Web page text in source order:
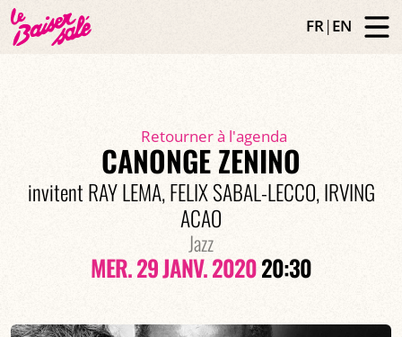
FR|EN
Retourner à l'agenda
CANONGE ZENINO
invitent RAY LEMA, FELIX SABAL-LECCO, IRVING
ACAO
Jazz
MER. 29 JANV. 202020:30